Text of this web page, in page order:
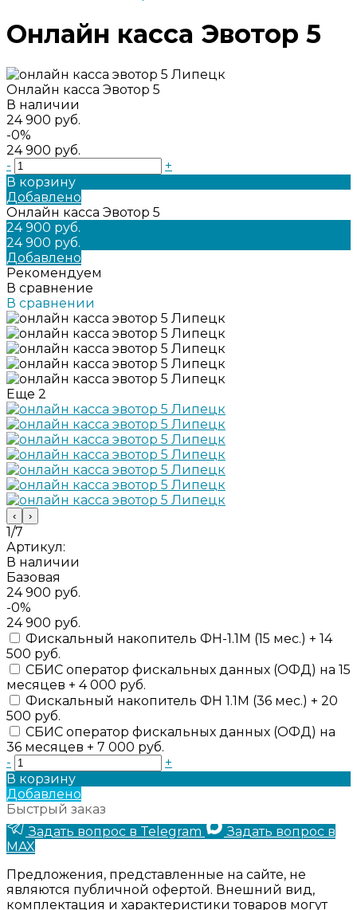
Онлайн касса Эвотор 5
Онлайн касса Эвотор 5
В наличии
24 900 руб.
-0%
24 900 руб.
-
+
В корзину
Добавлено
Онлайн касса Эвотор 5
24 900 руб.
24 900 руб.
Добавлено
Рекомендуем
В сравнение
В сравнении
Еще 2
‹ ›
1/7
Артикул:
В наличии
Базовая
24 900 руб.
-0%
24 900 руб.
Фискальный накопитель ФН-1.1М (15 мес.) + 14
500 руб.
СБИС оператор фискальных данных (ОФД) на 15
месяцев + 4 000 руб.
Фискальный накопитель ФН 1.1М (36 мес.) + 20
500 руб.
СБИС оператор фискальных данных (ОФД) на
36 месяцев + 7 000 руб.
-
+
В корзину
Добавлено
Быстрый заказ
Задать вопрос в Telegram
Задать вопрос в
MAX
Предложения, представленные на сайте, не
являются публичной офертой. Внешний вид,
комплектация и характеристики товаров могут